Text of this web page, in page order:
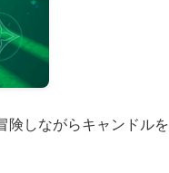
険しながらキャンドルを